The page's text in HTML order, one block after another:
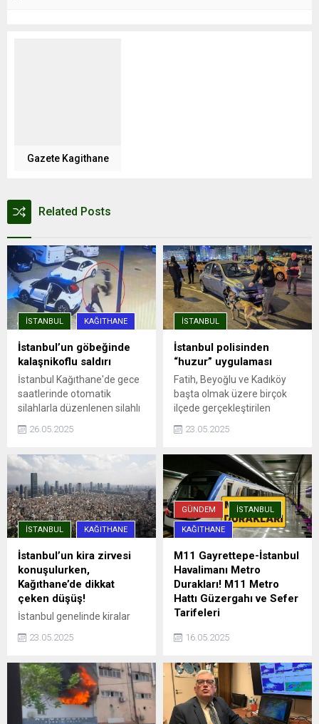
Gazete Kagithane
Related Posts
İSTANBUL KAĞITHANE
İstanbul’un göbeğinde
kalaşnikoflu saldırı
İstanbul Kağıthane'de gece
saatlerinde otomatik
silahlarla düzenlenen silahlı
Ümit Engin şans eseri yara
güvenlik kamerasına
yansıdı.
26.05.2025
İSTANBUL
İstanbul polisinden
“huzur” uygulaması
Fatih, Beyoğlu ve Kadıköy
başta olmak üzere birçok
ilçede gerçekleştirilen
müdürlükleri, Asayiş, Özel
Denetleme şube
müdürlüklerinden ekipler
katıldı. Uygulama
noktalarında durdurulan
araçlar detaylı ...
23.05.2025
İSTANBUL KAĞITHANE
İstanbul’un kira zirvesi
konuşulurken,
Kağıthane’de dikkat
çeken düşüş!
İstanbul genelinde kiralar
rekor seviyelere ulaşırken,
Sarıyer, Beşiktaş ve Kadıköy
90 bin TL’yi aşmış durumda.
Endeksa verilerine göre,
İstanbul’da kira fiyatları bir
önceki yıla göre %41,49
23.05.2025
GÜNDEM İSTANBUL
KAĞITHANE
M11 Gayrettepe-İstanbul
Havalimanı Metro
Durakları! M11 Metro
Hattı Güzergahı ve Sefer
Tarifeleri
İstanbul'da şehrin dört bir
yanına hızlı ve güvenli
metro hatları, aynı zamanda
trafik sorununa da büyük
ölçüde çözüm oluyor.
Avrupa Yakası'nda önemli
16.05.2025